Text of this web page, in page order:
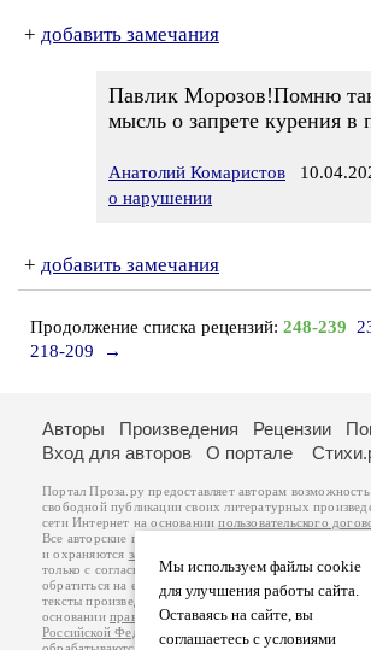
+ добавить замечания
Павлик Морозов!Помню
мысль о запрете курения в
Анатолий Комаристов
о нарушении
+ добавить замечания
Продолжение списка рецензий: 248-239
218-209
→
Мы используем файлы cookie
для улучшения работы сайта.
Оставаясь на сайте, вы
соглашаетесь с условиями
Авторы Произведения Рецензии
Вход для авторов
О портале
Портал Проза.ру предоставляет авторам возможность
свободной публикации своих литературных
сети Интернет на основаниипользовательского
Все авторские права на произведения принадлежат
и охраняются законом
. Перепечатка произведений
только с согласия его автора, к которому вы можете
обратиться на его авторской странице.
тексты произведений авторы несут самостоятельно на
основанииправил публикацииизаконодательства
Российской Федерации